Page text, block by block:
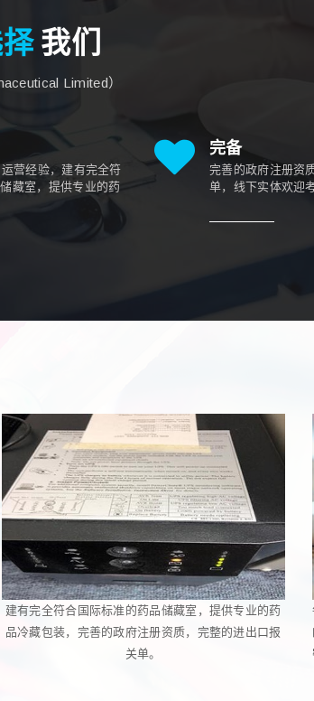
我们
Limited）
营经验，建有完全符
藏室，提供专业的药
完备
完善的政府注册资
单，线下实体欢迎
建有完全符合国际标准的药品储藏室，提供专业的药
品冷藏包装，完善的政府注册资质，完整的进出口报
关单。